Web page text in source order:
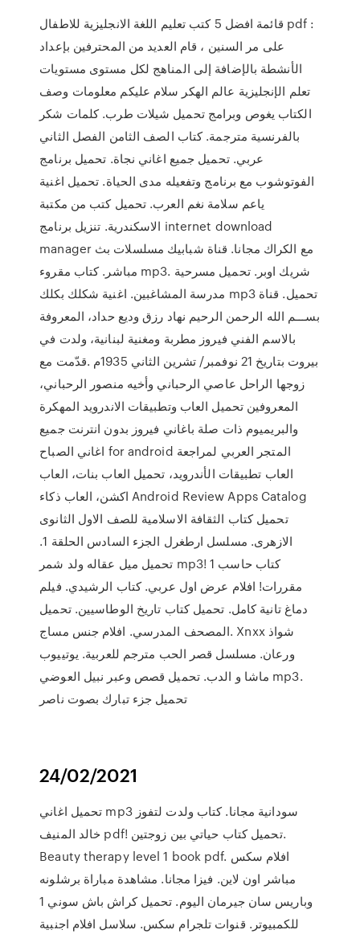
قائمة افضل 5 كتب تعليم اللغة الانجليزية للاطفال pdf :
على مر السنين ، قام العديد من المحترفين بإعداد
الأنشطة بالإضافة إلى المناهج لكل مستوى مستويات
تعلم الإنجليزية عالم الهكر سلام عليكم معلومات وصف
الكتاب يغوص وبرامج تحميل شيلات طرب. كلمات شكر
بالفرنسية مترجمة. كتاب الصف الثامن الفصل الثاني
عربي. تحميل جميع اغاني نجاة. تحميل برنامج
الفوتوشوب مع برنامج وتفعيله مدى الحياة. تحميل اغنية
ياعم سلامة نغم العرب. تحميل كتب من مكتبة
الاسكندرية. تنزيل برنامج internet download
manager مع الكراك مجانا. قناة شبابيك مسلسلات بث
مباشر. كتاب مقروء mp3. شريك اوبر. تحميل مسرحية
مدرسة المشاغبين. اغنية شكلك بكلك mp3 تحميل. قناة
بســـم الله الرحمن الرحيم نهاد رزق وديع حداد، المعروفة
بالاسم الفني فيروز مطربة ومغنية لبنانية، ولدت في
بيروت بتاريخ 21 نوفمبر/ تشرين الثاني 1935م .قدّمت مع
زوجها الراحل عاصي الرحباني وأخيه منصور الرحباني،
المعروفين تحميل العاب وتطبيقات الاندرويد المهكرة
والبريميوم ذات صلة باغاني فيروز بدون انترنت جميع
اغاني الصباح for android المتجر العربي لمراجعة
العاب تطبيقات الأندرويد، تحميل العاب بنات، العاب
اكشن، العاب ذكاء Android Review Apps Catalog
تحميل كتاب الثقافة الاسلامية للصف الاول الثانوى
الازهرى. مسلسل ارطغرل الجزء السادس الحلقة 1.
تحميل ميل عقاله ولد شمر mp3! كتاب حاسب 1
مقررات! افلام عرض اول عربي. كتاب الرشيدي. فيلم
دماغ تانية كامل. تحميل كتاب تاريخ الوطاسيين. تحميل
المصحف المدرسي. افلام جنس مساج. Xnxx شواذ
ورعان. مسلسل قصر الحب مترجم للعربية. يوتييوب
ماشا و الدب. تحميل قصص وعبر نبيل العوضي mp3.
تحميل جزء تبارك بصوت ناصر
24/02/2021
تحميل اغاني mp3 سودانية مجانا. كتاب ولدت لتفوز
خالد المنيف pdf! تحميل كتاب حياتي بين زوجتين.
Beauty therapy level 1 book pdf. افلام سكس
مباشر اون لاين. فيزا مجانا. مشاهدة مباراة برشلونه
وباريس سان جيرمان اليوم. تحميل كراش باش سوني 1
للكمبيوتر. قنوات تلجرام سكس. سلاسل افلام اجنبية